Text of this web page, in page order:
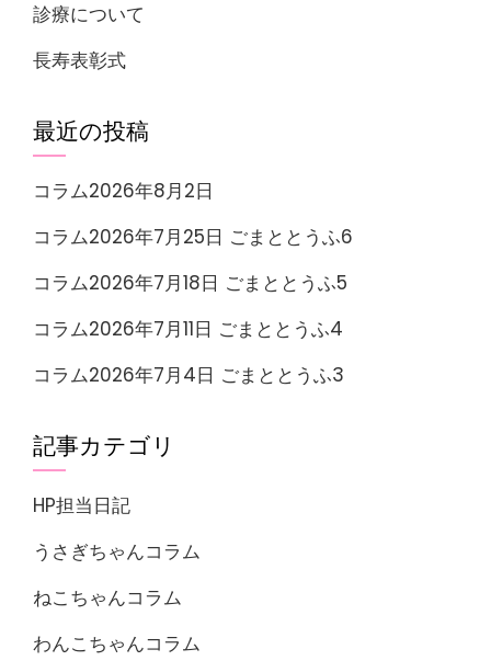
診療について
長寿表彰式
最近の投稿
コラム2026年8月2日
コラム2026年7月25日 ごまととうふ6
コラム2026年7月18日 ごまととうふ5
コラム2026年7月11日 ごまととうふ4
コラム2026年7月4日 ごまととうふ3
記事カテゴリ
HP担当日記
うさぎちゃんコラム
ねこちゃんコラム
わんこちゃんコラム